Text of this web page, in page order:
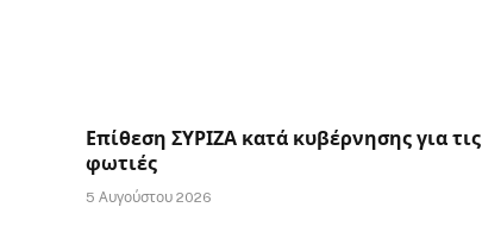
Επίθεση ΣΥΡΙΖΑ κατά κυβέρνησης για τις
φωτιές
5 Αυγούστου 2026